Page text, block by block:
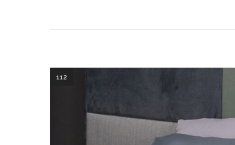
112